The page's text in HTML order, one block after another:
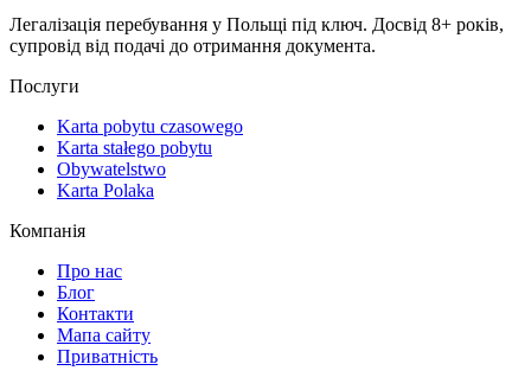
Легалізація перебування у Польщі під ключ. Досвід 8+ років,
супровід від подачі до отримання документа.
Послуги
Karta pobytu czasowego
Karta stałego pobytu
Obywatelstwo
Karta Polaka
Компанія
Про нас
Блог
Контакти
Мапа сайту
Приватність